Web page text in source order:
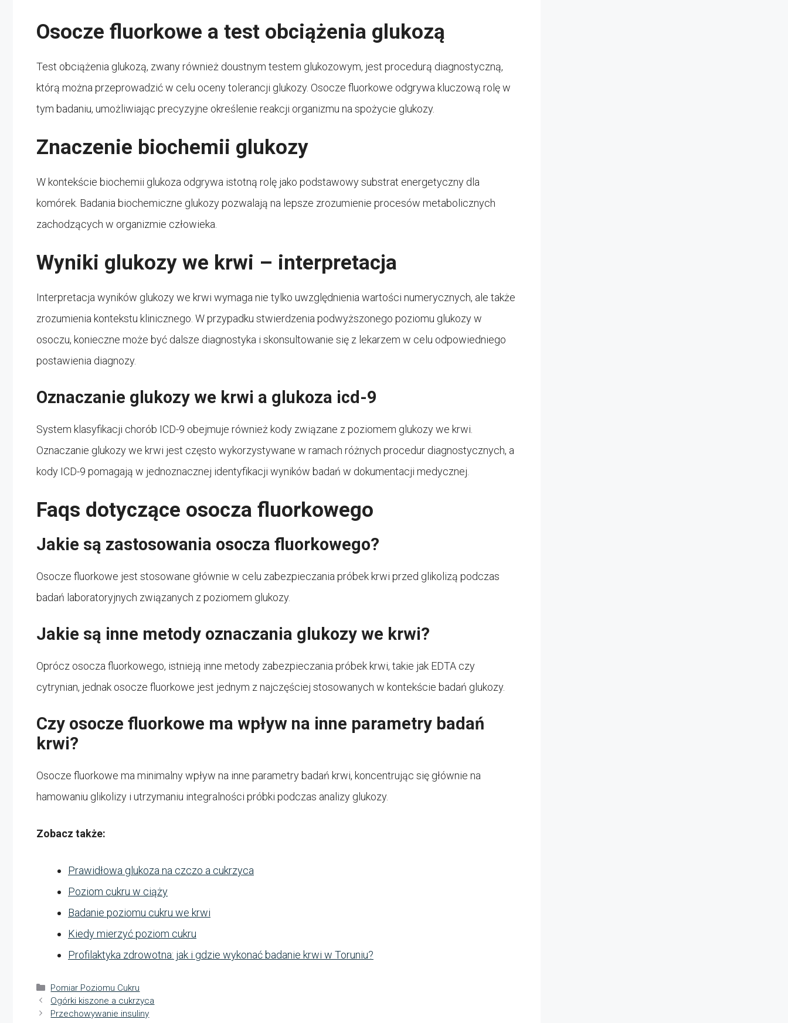
Osocze fluorkowe a test obciążenia glukozą
Test obciążenia glukozą, zwany również doustnym testem glukozowym, jest procedurą diagnostyczną,
którą można przeprowadzić w celu oceny tolerancji glukozy. Osocze fluorkowe odgrywa kluczową rolę w
tym badaniu, umożliwiając precyzyjne określenie reakcji organizmu na spożycie glukozy.
Znaczenie biochemii glukozy
W kontekście biochemii glukoza odgrywa istotną rolę jako podstawowy substrat energetyczny dla
komórek. Badania biochemiczne glukozy pozwalają na lepsze zrozumienie procesów metabolicznych
zachodzących w organizmie człowieka.
Wyniki glukozy we krwi – interpretacja
Interpretacja wyników glukozy we krwi wymaga nie tylko uwzględnienia wartości numerycznych, ale także
zrozumienia kontekstu klinicznego. W przypadku stwierdzenia podwyższonego poziomu glukozy w
osoczu, konieczne może być dalsze diagnostyka i skonsultowanie się z lekarzem w celu odpowiedniego
postawienia diagnozy.
Oznaczanie glukozy we krwi a glukoza icd-9
System klasyfikacji chorób ICD-9 obejmuje również kody związane z poziomem glukozy we krwi.
Oznaczanie glukozy we krwi jest często wykorzystywane w ramach różnych procedur diagnostycznych, a
kody ICD-9 pomagają w jednoznacznej identyfikacji wyników badań w dokumentacji medycznej.
Faqs dotyczące osocza fluorkowego
Jakie są zastosowania osocza fluorkowego?
Osocze fluorkowe jest stosowane głównie w celu zabezpieczania próbek krwi przed glikolizą podczas
badań laboratoryjnych związanych z poziomem glukozy.
Jakie są inne metody oznaczania glukozy we krwi?
Oprócz osocza fluorkowego, istnieją inne metody zabezpieczania próbek krwi, takie jak EDTA czy
cytrynian, jednak osocze fluorkowe jest jednym z najczęściej stosowanych w kontekście badań glukozy.
Czy osocze fluorkowe ma wpływ na inne parametry badań
krwi?
Osocze fluorkowe ma minimalny wpływ na inne parametry badań krwi, koncentrując się głównie na
hamowaniu glikolizy i utrzymaniu integralności próbki podczas analizy glukozy.
Zobacz także:
Prawidłowa glukoza na czczo a cukrzyca
Poziom cukru w ciąży
Badanie poziomu cukru we krwi
Kiedy mierzyć poziom cukru
Profilaktyka zdrowotna: jak i gdzie wykonać badanie krwi w Toruniu?
Kategorie
Pomiar Poziomu Cukru
Ogórki kiszone a cukrzyca
Przechowywanie insuliny